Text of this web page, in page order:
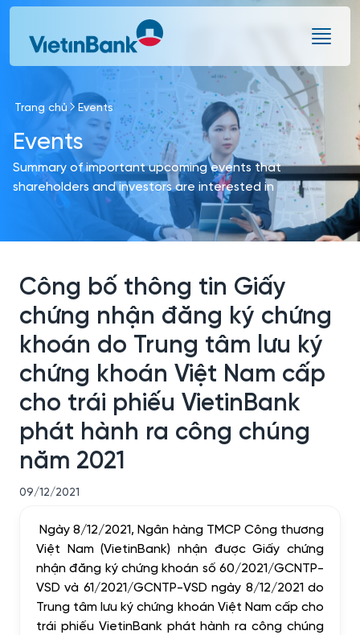
Skip to Main Content
Trang chủ Events
Events
Summary of important upcoming events that
shareholders and investors are interested in
Công bố thông tin Giấy
chứng nhận đăng ký chứng
khoán do Trung tâm lưu ký
chứng khoán Việt Nam cấp
cho trái phiếu VietinBank
phát hành ra công chúng
năm 2021
09/12/2021
Ngày 8/12/2021, Ngân hàng TMCP Công thương
Việt Nam (VietinBank) nhận được Giấy chứng
nhận đăng ký chứng khoán số 60/2021/GCNTP-
VSD và 61/2021/GCNTP-VSD ngày 8/12/2021 do
Trung tâm lưu ký chứng khoán Việt Nam cấp cho
trái phiếu VietinBank phát hành ra công chúng